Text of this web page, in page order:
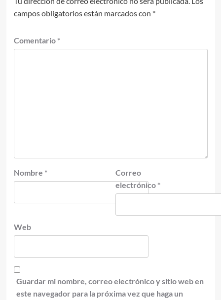
campos obligatorios están marcados con *
Comentario *
Nombre *
Correo
electrónico *
Web
Guardar mi nombre, correo electrónico y sitio web en
este navegador para la próxima vez que haga un